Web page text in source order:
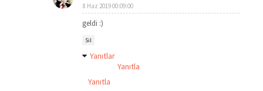
8 Haz 2019 00:09:00
geldi :)
Sil
Yanıtlar
Yanıtla
Yanıtla